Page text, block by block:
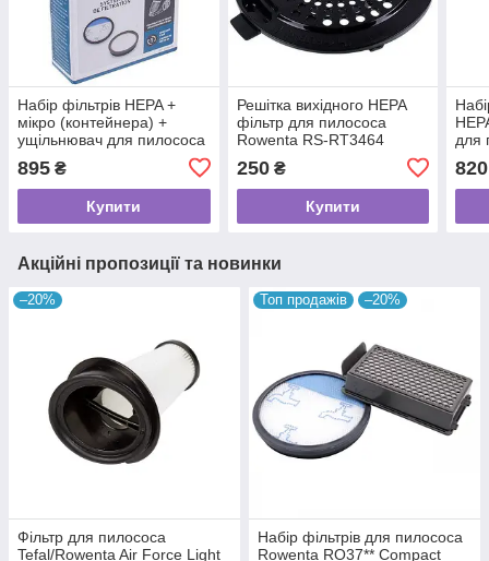
Набір фільтрів HEPA +
мікро (контейнера) +
ущільнювач для пилососа
895 ₴
Купити
Решітка вихідного HEPA
фільтр для пилососа
Rowenta RS-RT3464
250₴
Купити
для
820
Акційні пропозиції та новинки
–20%
Фільтр для пилососа
Tefal/Rowenta Air Force Light
Топ продажів –20%
Набір фільтрів для пилососа
Rowenta RO37** Compact